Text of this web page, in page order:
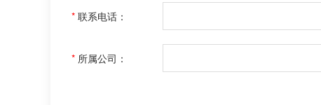
* 联系电话：
* 所属公司：